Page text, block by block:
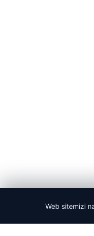
Web sitemizi